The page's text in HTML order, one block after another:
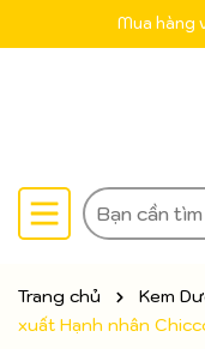
Mua hàng
Trang chủ Kem
xuất Hạnh nhân